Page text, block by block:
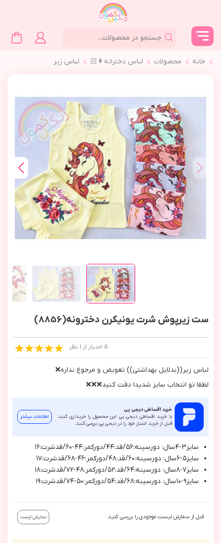
خانه محصولات لباس دخترانه👩🏻 لباس زير
ست زیرپوش شرت یونیکرن دخترونه(8856)
5 امتیاز از 1 نظر
لباس زير((بدلايل بهداشتي)) تعويض و مرجوع نداره❌
لطقا تو انتخاب سايز شديدا دقت كنيد❌❌❌
خرید اقساطی دیجی پی
با خرید اقساطی دیجی پی این محصول را خریداری کنید.
قبل از خرید اعتبار خود را در دیجی پی بررسی کنید.
اطلاعات بیشتر
سايز٣-٤سال: دورسينه:٥٦/قد:٤٤/دوركمر:٤٤-٦٠/قدشرت:١٦
سايز٥-٦سال: دورسينه:٦٠/قد:٤٨/دوركمر:٤٦-٦٨/قدشرت:١٧
سايز٧-٨سال: دورسينه:٦٤/قد:٥٢/دوركمر:٤٨-٧٢/قدشرت:١٨
سايز٩-١٠سال: دورسينه:٦٨/قد:٥٤/دوركمر:٥٠-٧٤/قدشرت:١٩
قبل از سفارش لیست موجودی را بررسی کنید. نمایش لیست